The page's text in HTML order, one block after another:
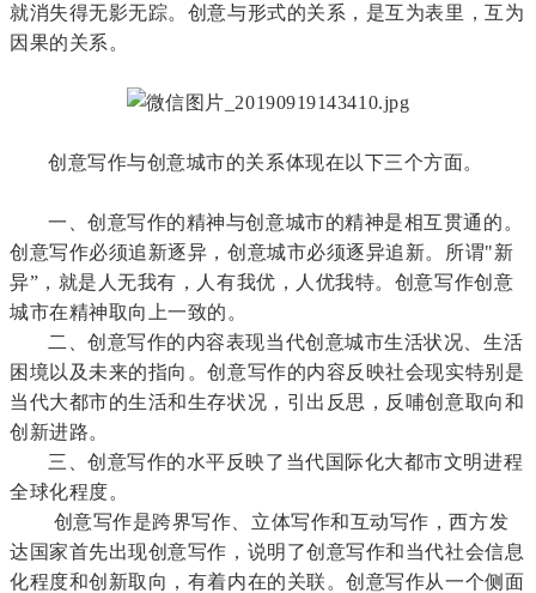
就消失得无影无踪。创意与形式的关系，是互为表里，互为
因果的关系。
创意写作与创意城市的关系体现在以下三个方面。
一、创意写作的精神与创意城市的精神是相互贯通的。
创意写作必须追新逐异，创意城市必须逐异追新。所谓"新
异”，就是人无我有，人有我优，人优我特。创意写作创意
城市在精神取向上一致的。
二、创意写作的内容表现当代创意城市生活状况、生活
困境以及未来的指向。创意写作的内容反映社会现实特别是
当代大都市的生活和生存状况，引出反思，反哺创意取向和
创新进路。
三、创意写作的水平反映了当代国际化大都市文明进程
全球化程度。
创意写作是跨界写作、立体写作和互动写作，西方发
达国家首先出现创意写作，说明了创意写作和当代社会信息
化程度和创新取向，有着内在的关联。创意写作从一个侧面